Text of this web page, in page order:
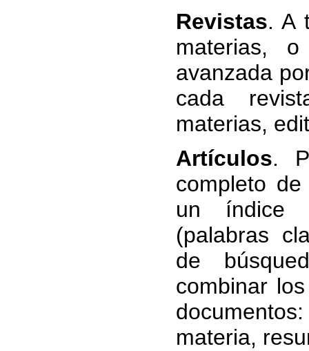
Revistas. A
materias,
avanzada
cada
materias,
Artículos.
completo
un índice
(palabras
de
combinar
materia,